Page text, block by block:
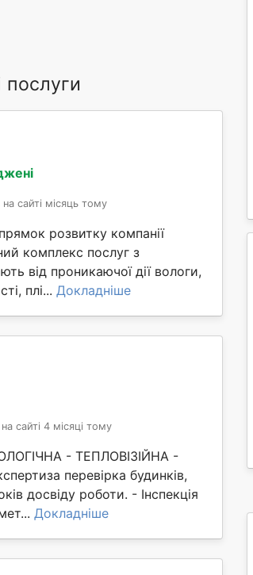
послуги
на сайті місяць тому
розвитку компанії
комплекс послуг з
від проникаючої дії вологи,
плі... Докладніше
сайті 4 місяці тому
- ТЕПЛОВІЗІЙНА -
перевірка будинків,
досвіду роботи. - Інспекція
Докладніше